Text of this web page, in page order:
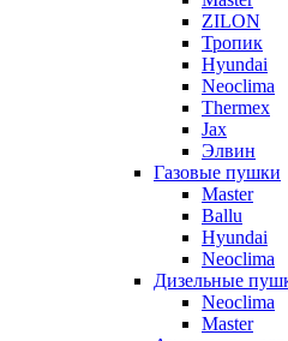
ZILON
Тропик
Hyundai
Neoclima
Thermex
Jax
Элвин
Газовые пушки
Master
Ballu
Hyundai
Neoclima
Дизельные
Neoclima
Master